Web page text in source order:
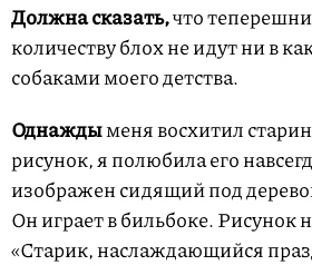
Должна сказать,что
количеству блох не идут ни в
собаками моего детства.
Однаждыменя восхитил
рисунок, я полюбила его
изображен сидящий под
Он играет в бильбоке. Рисунок
«Старик, наслаждающийся